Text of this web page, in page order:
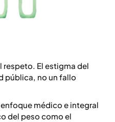
respeto. El estigma del
pública, no un fallo
médico e integral
del peso como el